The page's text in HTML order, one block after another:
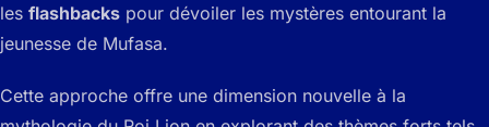
les flashbacks pour dévoiler les mystères entourant la
jeunesse de Mufasa.
Cette approche offre une dimension nouvelle à la